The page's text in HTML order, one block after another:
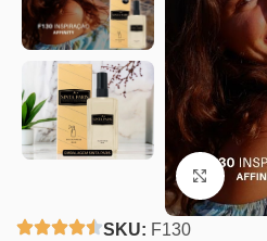
SKU: F130